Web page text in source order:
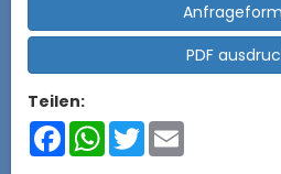
PDF
Teilen:
FacebookWhatsApp
Twitter